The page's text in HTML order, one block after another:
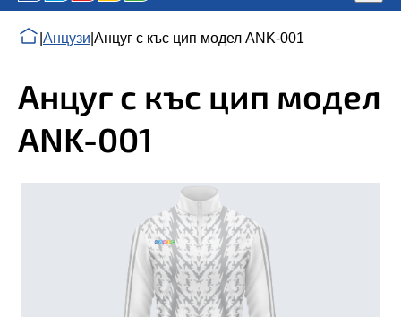
Знамена от ГАБИК ЕООД – Производител на Знамена –
държавни, фирмени, партийни
ЗДРАВИ ЗНАМЕНА, СПОРТНИ ЕКИПИ ЗА
ШАМПИОНИ, ЕКСТРА КАЧЕСТВО – ДОВОЛНИ
Анцузи Анцуг с къс цип модел ANK-001
Анцуг с къс цип модел
ANK-001